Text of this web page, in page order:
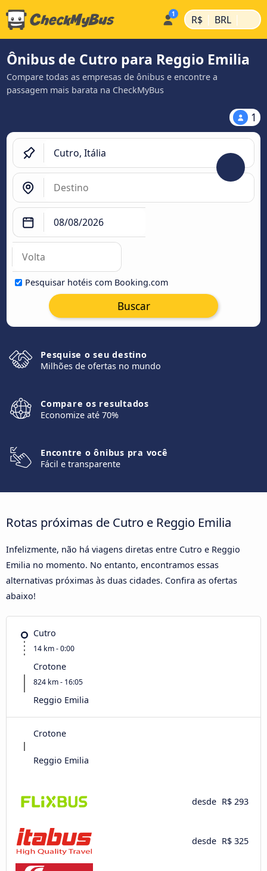
R$ | BRL |
Ônibus de Cutro para Reggio Emilia
Compare todas as empresas de ônibus e encontre a
passagem mais barata na CheckMyBus
1
Pesquisar hotéis com Booking.com
Buscar
Pesquise o seu destino
Milhões de ofertas no mundo
Compare os resultados
Economize até 70%
Encontre o ônibus pra você
Fácil e transparente
Rotas próximas de Cutro e Reggio Emilia
Infelizmente, não há viagens diretas entre Cutro e Reggio
Emilia no momento. No entanto, encontramos essas
alternativas próximas às duas cidades. Confira as ofertas
abaixo!
Cutro
14 km - 0:00
Crotone
824 km - 16:05
Reggio Emilia
Crotone
Reggio Emilia
desde R$ 293
desde R$ 325